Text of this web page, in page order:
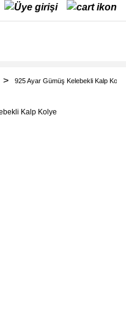
925 Ayar Gümüş Kelebekli Kalp Kolye